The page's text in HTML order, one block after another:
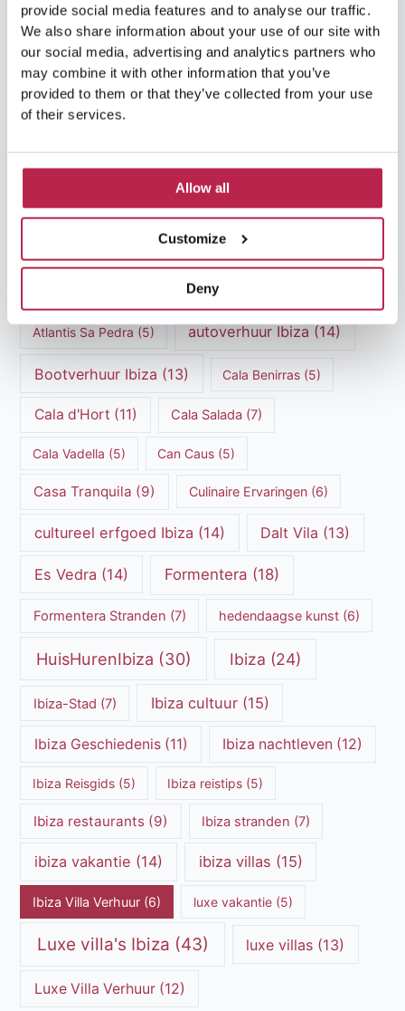
provide social media features and to analyse our traffic.
We also share information about your use of our site with
our social media, advertising and analytics partners who
may combine it with other information that you’ve
provided to them or that they’ve collected from your use
of their services.
Allow all
Customize
Deny
Populaire Onderwerpen
Atlantis Ibiza(6)
Atlantis Sa Pedra (5) autoverhuur Ibiza (14)
Bootverhuur Ibiza (13) Cala Benirras (5)
Cala d'Hort (11) Cala Salada(7)
Cala Vadella (5) Can Caus (5)
Casa Tranquila (9) Culinaire Ervaringen(6)
cultureel erfgoed Ibiza (14) Dalt Vila (13)
Es Vedra (14) Formentera (18)
Formentera Stranden (7) hedendaagse kunst(6)
HuisHurenIbiza (30) Ibiza (24)
Ibiza-Stad (7) Ibiza cultuur(15)
Ibiza Geschiedenis(11) Ibiza nachtleven (12)
Ibiza Reisgids (5) Ibiza reistips (5)
Ibiza restaurants (9) Ibiza stranden (7)
ibiza vakantie (14) ibiza villas (15)
Ibiza Villa Verhuur (6) luxe vakantie(5)
Luxe villa's Ibiza (43) luxe villas (13)
Luxe Villa Verhuur(12)